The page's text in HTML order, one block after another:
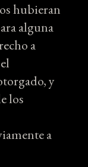
hubieran
alguna
a
y
los
a